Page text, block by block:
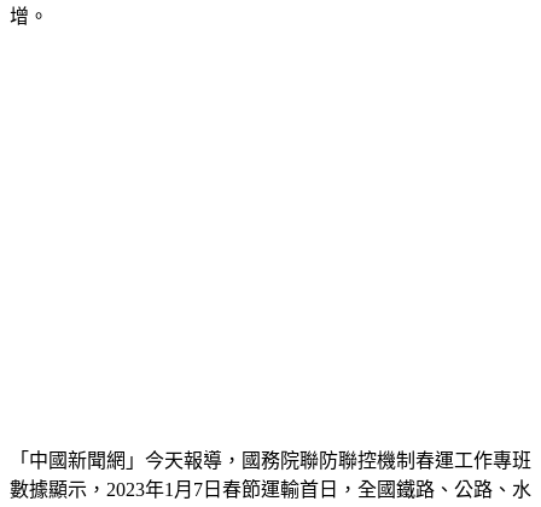
增。
「中國新聞網」今天報導，國務院聯防聯控機制春運工作專班
數據顯示，2023年1月7日春節運輸首日，全國鐵路、公路、水